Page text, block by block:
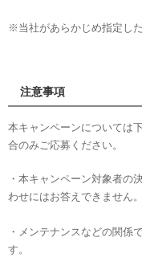
※当社があらかじめ指定し
注意事項
本キャンペーンについては
合のみご応募ください。
・本キャンペーン対象者の
わせにはお答えできません。
・メンテナンスなどの関係
す。